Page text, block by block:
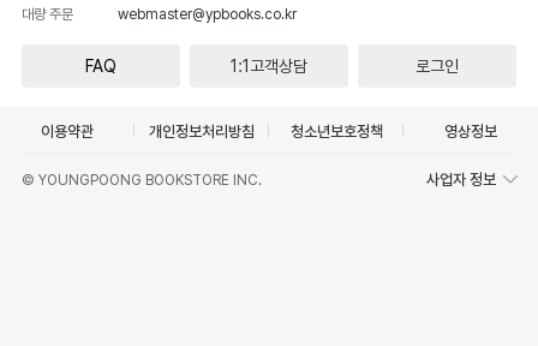
대량 주문
webmaster@ypbooks.co.kr
FAQ 1:1고객상담 로그인
이용약관 개인정보처리방침 청소년보호정책 영상정보
© YOUNGPOONG BOOKSTORE INC. 사업자 정보